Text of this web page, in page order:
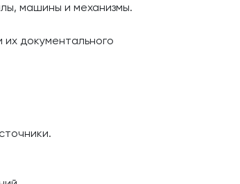
машины и механизмы.
документального